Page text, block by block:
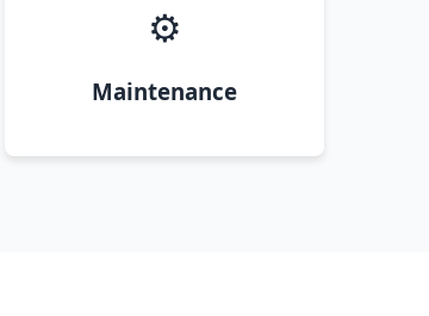
⚙️
Maintenance